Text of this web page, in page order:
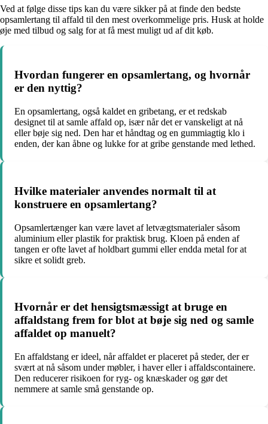
Ved at følge disse tips kan du være sikker på at finde den bedste
opsamlertang til affald til den mest overkommelige pris. Husk at holde
øje med tilbud og salg for at få mest muligt ud af dit køb.
Hvordan fungerer en opsamlertang, og hvornår
er den nyttig?
En opsamlertang, også kaldet en gribetang, er et redskab
designet til at samle affald op, især når det er vanskeligt at nå
eller bøje sig ned. Den har et håndtag og en gummiagtig klo i
enden, der kan åbne og lukke for at gribe genstande med lethed.
Hvilke materialer anvendes normalt til at
konstruere en opsamlertang?
Opsamlertænger kan være lavet af letvægtsmaterialer såsom
aluminium eller plastik for praktisk brug. Kloen på enden af
tangen er ofte lavet af holdbart gummi eller endda metal for at
sikre et solidt greb.
Hvornår er det hensigtsmæssigt at bruge en
affaldstang frem for blot at bøje sig ned og samle
affaldet op manuelt?
En affaldstang er ideel, når affaldet er placeret på steder, der er
svært at nå såsom under møbler, i haver eller i affaldscontainere.
Den reducerer risikoen for ryg- og knæskader og gør det
nemmere at samle små genstande op.